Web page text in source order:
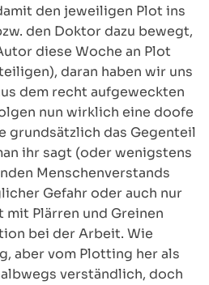
den jeweiligen Plot ins
den Doktor dazu bewegt,
diese Woche an Plot
daran haben wir uns
dem recht aufgeweckten
nun wirklich eine doofe
grundsätzlich das Gegenteil
ihr sagt (oder wenigstens
Menschenverstands
Gefahr oder auch nur
Plärren und Greinen
bei der Arbeit. Wie
aber vom Plotting her als
verständlich, doch